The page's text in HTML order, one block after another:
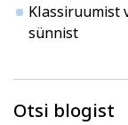
Klassiruumist
sünnist
Otsi blogist